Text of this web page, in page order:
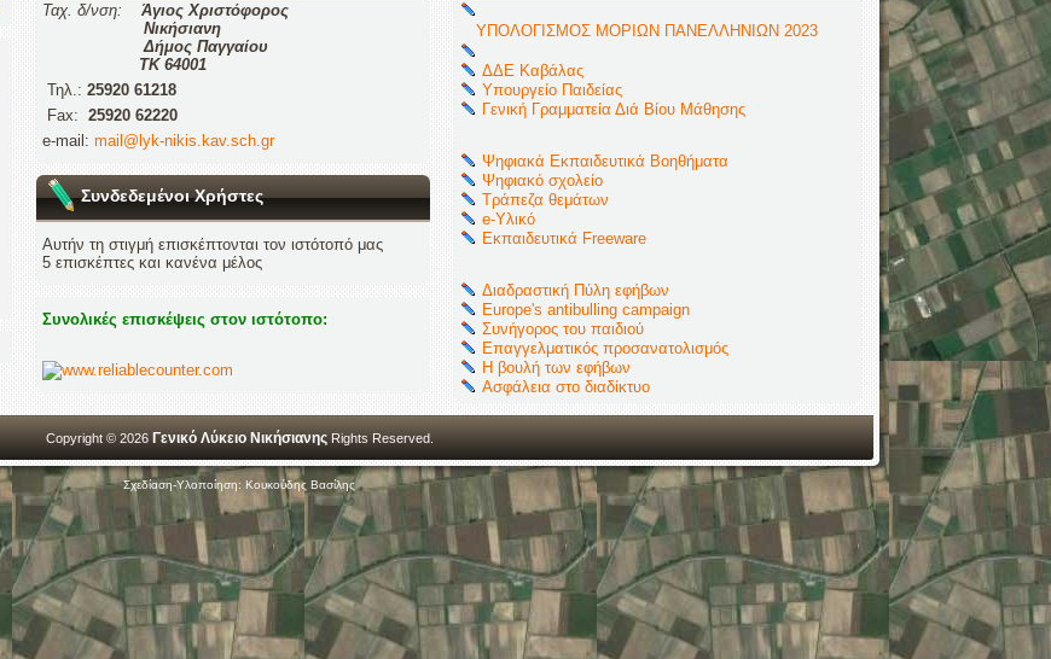
Ταχ. δ/νση:
Άγιος Χριστόφορος
Νικήσιανη
Δήμος Παγγαίου
ΤΚ 64001
Τηλ.: 25920 61218
Fax: 25920 62220
e-mail: mail@lyk-nikis.kav.sch.gr
Συνδεδεμένοι Χρήστες
Αυτήν τη στιγμή επισκέπτονται τον ιστότοπό μας
5 επισκέπτες και κανένα μέλος
Συνολικές επισκέψεις στον ιστότοπο:
ΥΠΟΛΟΓΙΣΜΟΣ ΜΟΡΙΩΝ ΠΑΝΕΛΛΗΝΙΩΝ 2023
ΔΔΕ Καβάλας
Υπουργείο Παιδείας
Γενική Γραμματεία Διά Βίου Μάθησης
Ψηφιακά Εκπαιδευτικά Βοηθήματα
Ψηφιακό σχολείο
Τράπεζα θεμάτων
e-Υλικό
Εκπαιδευτικά Freeware
Διαδραστική Πύλη εφήβων
Europe's antibulling campaign
Συνήγορος του παιδιού
Επαγγελματικός προσανατολισμός
Η βουλή των εφήβων
Ασφάλεια στο διαδίκτυο
Copyright © 2026 Γενικό Λύκειο Νικήσιανης Rights Reserved.
Σχεδίαση-Υλοποίηση: Κουκούδης Βασίλης